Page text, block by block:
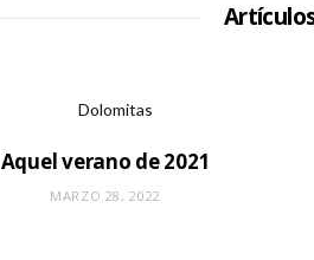
Aquel verano de 2021
MARZO 28, 2022